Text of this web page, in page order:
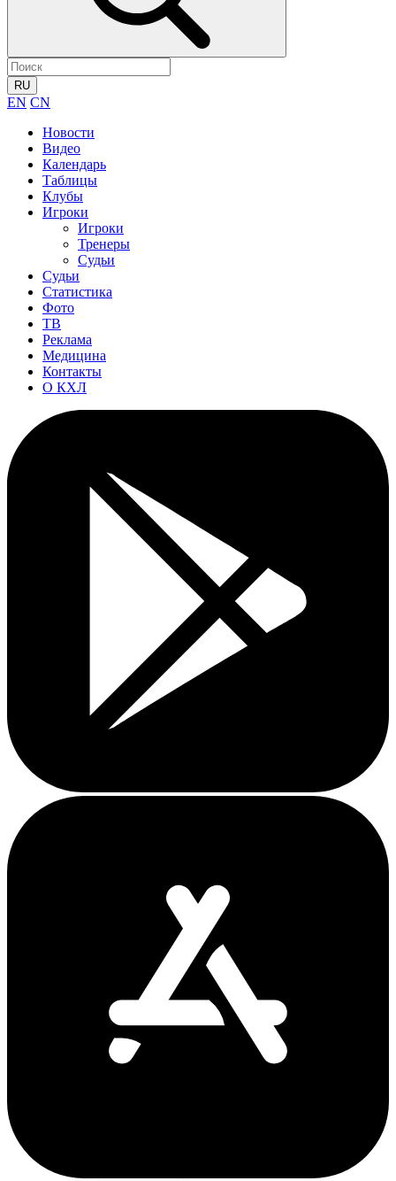
RU
EN CN
Новости
Видео
Календарь
Таблицы
Клубы
Игроки
Игроки
Тренеры
Судьи
Судьи
Статистика
Фото
ТВ
Реклама
Медицина
Контакты
О КХЛ